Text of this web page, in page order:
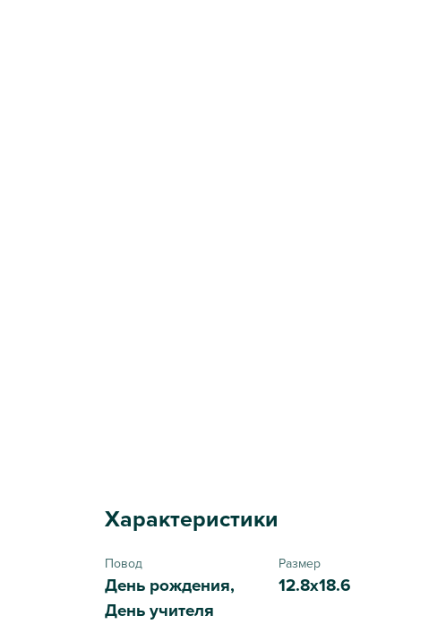
Характеристики
Повод
День рождения,
День учителя
Размер
12.8x18.6